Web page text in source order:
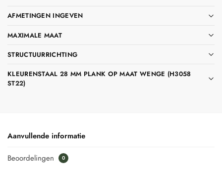
AFMETINGEN INGEVEN
MAXIMALE MAAT
STRUCTUURRICHTING
KLEURENSTAAL 28 MM PLANK OP MAAT WENGE (H3058
ST22)
Aanvullende informatie
Beoordelingen 0